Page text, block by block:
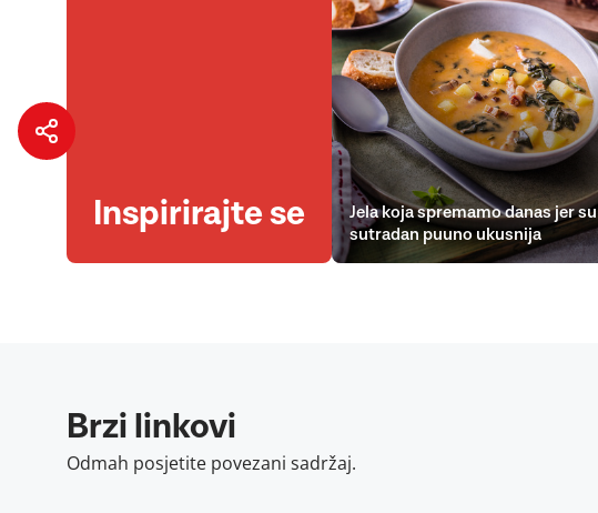
Inspirirajte se
Jela koja spremamo danas jer su
sutradan puuno ukusnija
Brzi linkovi
Odmah posjetite povezani sadržaj.